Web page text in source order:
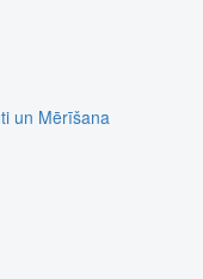
un Mērīšana